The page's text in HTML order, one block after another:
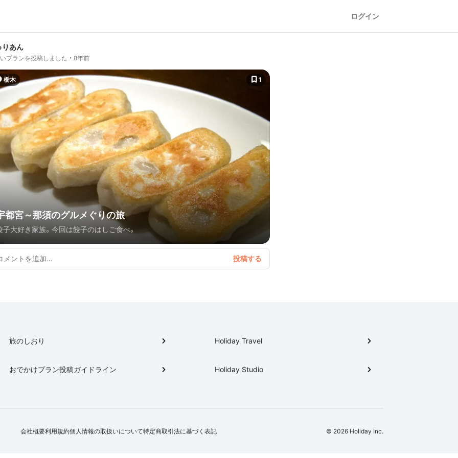
ログイン
りあん
プランを投稿しました 8年前
栃木 1
都宮～那須のグルメぐりの旅
子大好き家族。今回は餃子のはしご食べ。
旅のしおり
おでかけプラン投稿ガイドライン
Holiday Travel
Holiday Studio
会社概要利用規約個人情報の取扱いについて特定商取引法に基づく表記 © 2026 Holiday Inc.